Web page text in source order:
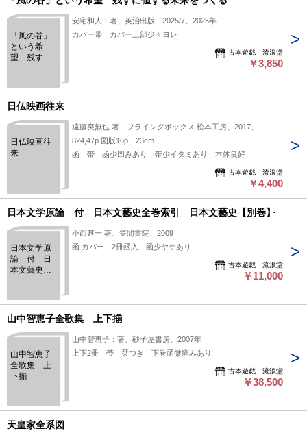
「風の谷」
という希
望 残すに
安宅和人：著、英治出版 2025/7、2025年
カバー帯 カバー上部少々ヨレ
古本遊戯 流浪堂
￥3,850
日仏映画往来
日仏映画往
来
遠藤突無也 著、フライングボックス 松本工房、2017、
824,47p 図版16p、23cm
函 帯 函少凹みあり 帯少イタミあり 本体良好
古本遊戯 流浪堂
￥4,400
日本文学原論 付 日本文藝史全巻索引 日本文藝史【別巻】
日本文学原
論 付 日
本文藝史全
【別巻】
小西甚一 著、笠間書院、2009
函 カバー 2冊函入 函少ヤケあり
古本遊戯 流浪堂
￥11,000
山中智恵子全歌集 上下揃
山中智恵子
全歌集 上
下揃
山中智恵子：著、砂子屋書房、2007年
上下2冊 帯 栞つき 下巻函微痛みあり
古本遊戯 流浪堂
￥38,500
天皇家全系図